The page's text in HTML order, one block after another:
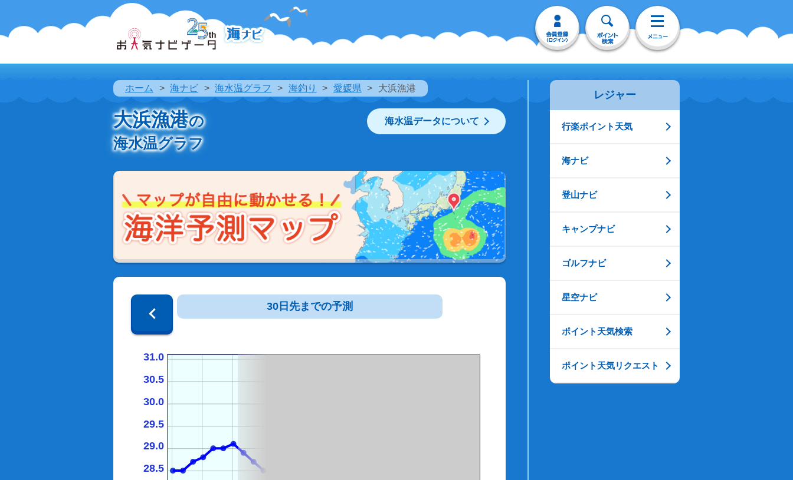
ホーム 海ナビ 海水温グラフ 海釣り 愛媛県 大浜漁港
大浜漁港の
海水温グラフ
海水温データについて
30日先までの予測
28.5
29.0
29.5
30.0
30.5
31.0
レジャー
行楽ポイント天気
海ナビ
登山ナビ
キャンプナビ
ゴルフナビ
星空ナビ
ポイント天気検索
ポイント天気リクエスト